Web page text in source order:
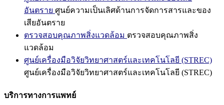
อันตราย ศูนย์ความเป็นเลิศด้านการจัดการสารและของ
เสียอันตราย
ตรวจสอบคุณภาพสิ่งแวดล้อม ตรวจสอบคุณภาพสิ่ง
แวดล้อม
ศูนย์เครื่องมือวิจัยวิทยาศาสตร์และเทคโนโลยี (STREC)
ศูนย์เครื่องมือวิจัยวิทยาศาสตร์และเทคโนโลยี (STREC)
บริการทางการแพทย์